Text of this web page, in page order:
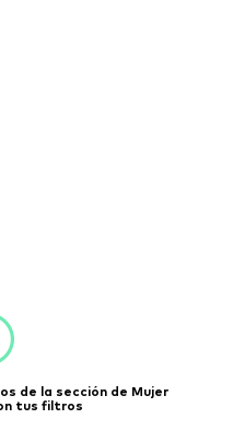
de la sección de Mujer
tus filtros